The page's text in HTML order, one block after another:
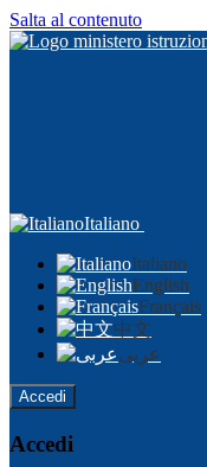
Salta al contenuto
Italiano
Italiano
English
Français
中文
عربى
Accedi
Accedi